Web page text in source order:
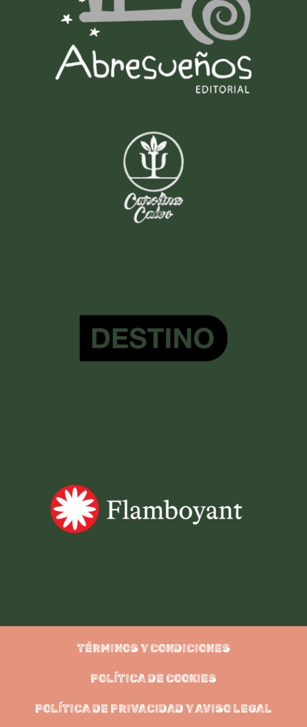
TÉRMINOS Y CONDICIONES
POLÍTICA DE COOKIES
POLÍTICA DE PRIVACIDAD Y AVISO LEGAL